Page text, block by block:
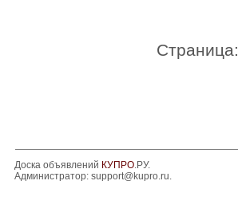
Страница:
Доска объявлений КУПРО.РУ.
Администратор: support@kupro.ru.